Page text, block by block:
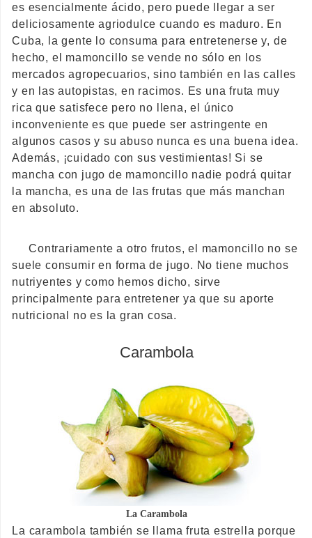
es esencialmente ácido, pero puede llegar a ser
deliciosamente agriodulce cuando es maduro. En
Cuba, la gente lo consuma para entretenerse y, de
hecho, el mamoncillo se vende no sólo en los
mercados agropecuarios, sino también en las calles
y en las autopistas, en racimos. Es una fruta muy
rica que satisfece pero no llena, el único
inconveniente es que puede ser astringente en
algunos casos y su abuso nunca es una buena idea.
Además, ¡cuidado con sus vestimientas! Si se
mancha con jugo de mamoncillo nadie podrá quitar
la mancha, es una de las frutas que más manchan
en absoluto.
Contrariamente a otro frutos, el mamoncillo no se
suele consumir en forma de jugo. No tiene muchos
nutriyentes y como hemos dicho, sirve
principalmente para entretener ya que su aporte
nutricional no es la gran cosa.
Carambola
La Carambola
La carambola también se llama fruta estrella porque